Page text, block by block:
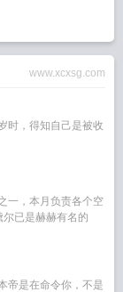
www.xcxsg.com
时，得知自己是被收
一，本月负责各个空
已是赫赫有名的
帝是在命令你，不是